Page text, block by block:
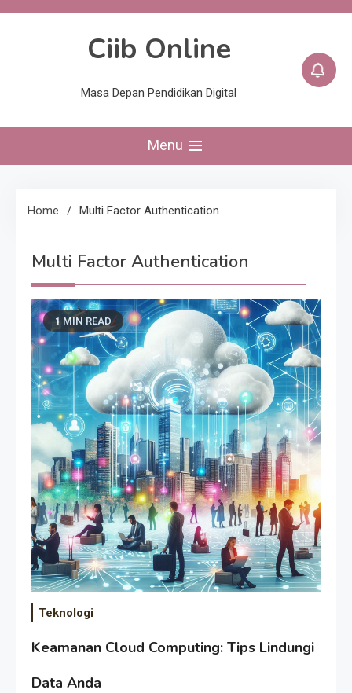
Skip
Ciib Online
Masa Depan Pendidikan Digital
Menu
Home Multi Factor Authentication
Multi Factor Authentication
1 MIN READ
Teknologi
Keamanan Cloud Computing: Tips Lindungi
Data Anda